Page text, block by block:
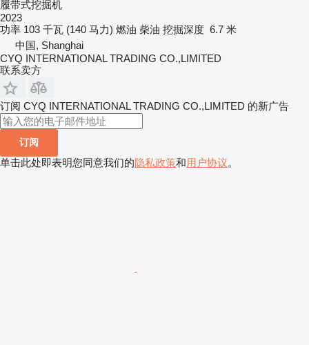
履带式挖掘机
2023
功率 103 千瓦 (140 马力) 燃油 柴油 挖掘深度 6.7 米
中国, Shanghai
CYQ INTERNATIONAL TRADING CO.,LIMITED
联系卖方
订阅 CYQ INTERNATIONAL TRADING CO.,LIMITED 的新广告
订阅
单击此处即表明您同意我们的隐私政策和用户协议。